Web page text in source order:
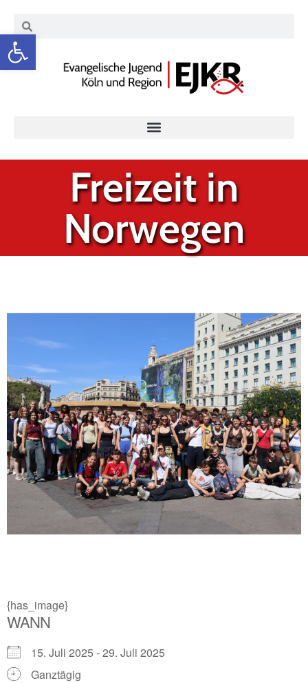
Werkzeugleiste öffnen
Freizeit in
Norwegen
{has_image}
WANN
15. Juli 2025 - 29. Juli 2025
Ganztägig